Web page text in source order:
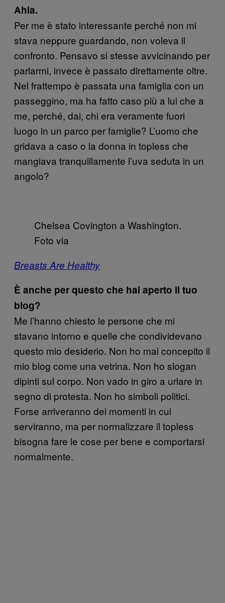
Ahia.
Per me è stato interessante perché non mi
stava neppure guardando, non voleva il
confronto. Pensavo si stesse avvicinando per
parlarmi, invece è passato direttamente oltre.
Nel frattempo è passata una famiglia con un
passeggino, ma ha fatto caso più a lui che a
me, perché, dai, chi era veramente fuori
luogo in un parco per famiglie? L’uomo che
gridava a caso o la donna in topless che
mangiava tranquillamente l’uva seduta in un
angolo?
Chelsea Covington a Washington.
Foto via
Breasts Are Healthy
È anche per questo che hai aperto il tuo
blog?
Me l’hanno chiesto le persone che mi
stavano intorno e quelle che condividevano
questo mio desiderio. Non ho mai concepito il
mio blog come una vetrina. Non ho slogan
dipinti sul corpo. Non vado in giro a urlare in
segno di protesta. Non ho simboli politici.
Forse arriveranno dei momenti in cui
serviranno, ma per normalizzare il topless
bisogna fare le cose per bene e comportarsi
normalmente.